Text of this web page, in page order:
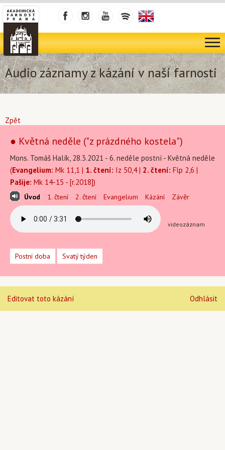
Audio záznamy z kázání v naší farnosti
Zpět
● Květná neděle ("z prázdného kostela")
Mons. Tomáš Halík, 28.3.2021 - 6. neděle postní - Květná neděle
(Evangelium: Mk 11,1 | 1. čtení: Iz 50,4 | 2. čtení: Flp 2,6 |
Pašije: Mk 14-15 - [r.2018])
Úvod 1. čtení 2. čtení Evangelium Kázání Závěr
videozáznam
Postní doba Svatý týden
Editovat toto kázání Odhlásit